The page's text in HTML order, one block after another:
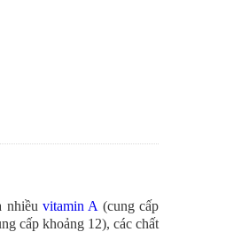
nhiều vitamin A (cung cấp
cấp khoảng 12), các chất